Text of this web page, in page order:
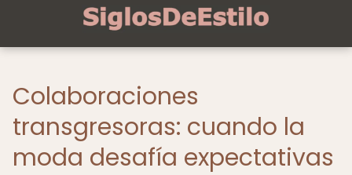
Colaboraciones
transgresoras: cuando la
moda desafía expectativas